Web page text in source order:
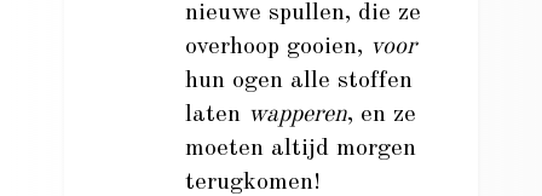
nieuwe spullen, die ze
overhoop gooien, voor
hun ogen alle stoffen
laten wapperen, en ze
moeten altijd morgen
terugkomen!